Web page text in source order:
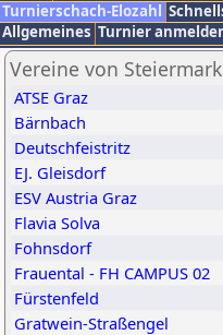
Turnierschach-Elozahl
Allgemeines Turnier
Vereine von Steiermark
ATSE Graz
Bärnbach
Deutschfeistritz
EJ. Gleisdorf
ESV Austria Graz
Flavia Solva
Fohnsdorf
Frauental - FH CAMPUS 02
Fürstenfeld
Gratwein-Straßengel